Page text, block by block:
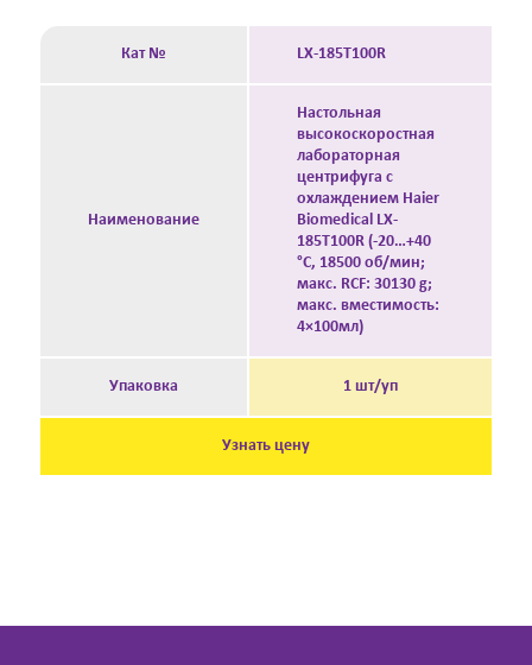
Кат № LX-185T100R
Наименование
Настольная
высокоскоростная
лабораторная
центрифуга с
охлаждением Haier
Biomedical LX-
185T100R (-20…+40
°C, 18500 об/мин;
макс. RCF: 30130 g;
макс. вместимость:
4×100мл)
Упаковка 1 шт/уп
Узнать цену